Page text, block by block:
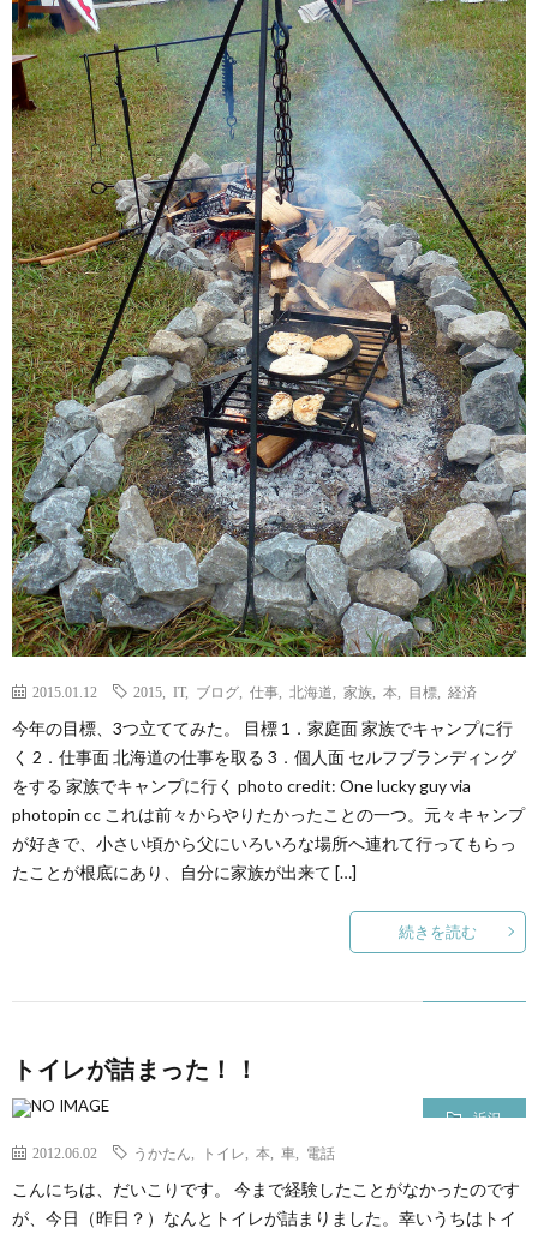
ッ
ト
メ
行・
散
歩
こ
の
ブ
ロ
グ
に
つ
い
て
2015.01.12 2015 IT, ブログ 仕事 北海道 家族 本 目標 経済
今年の目標、3つ立ててみた。 目標 1．家庭面 家族でキャンプに行
く 2．仕事面 北海道の仕事を取る 3．個人面 セルフブランディング
をする 家族でキャンプに行く photo credit: One lucky guy via
photopin cc これは前々からやりたかったことの一つ。元々キャンプ
が好きで、小さい頃から父にいろいろな場所へ連れて行ってもらっ
たことが根底にあり、自分に家族が出来て […]
続きを読む
トイレが詰まった！！
近況
2012.06.02 うかたん トイレ 本 車 電話
こんにちは、だいこりです。 今まで経験したことがなかったのです
が、今日（昨日？）なんとトイレが詰まりました。幸いうちはトイ